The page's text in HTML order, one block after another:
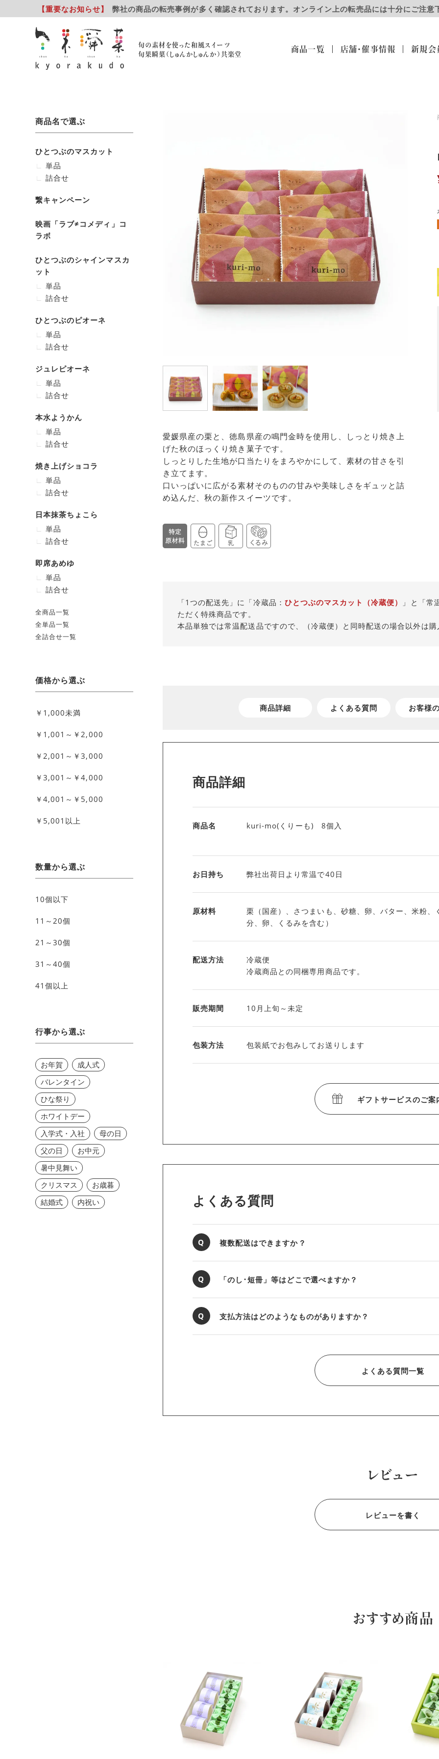
【重要なお知らせ】 弊社の商品の転売事例が多く確認されております。オンライン上の転売品には十分にご注意
旬の素材を使った和風スイーツ
旬果瞬菓（しゅんかしゅんか）共楽堂
商品一覧 店舗・催事情報 新規会
愛媛県産の栗と、徳島県産の鳴門金時を使用し、しっとり焼き上
げた秋のほっくり焼き菓子です。
しっとりした生地が口当たりをまろやかにして、素材の甘さを引
き立てます。
口いっぱいに広がる素材そのものの甘みや美味しさをギュッと詰
め込んだ、秋の新作スイーツです。
「1つの配送先」に「冷蔵品： ひとつぶのマスカット（冷蔵便）
」と「常
ただく特殊商品です。
本品単独では常温配送品ですので、（冷蔵便）と同時配送の場合以外は
商品詳細 よくある質問 お客様
商品詳細
商品名 kuri-mo(くりーも) 8個入
お日持ち 弊社出荷日より常温で40日
原材料
栗（国産）、さつまいも、砂糖、卵、バター、米粉
分、卵、くるみを含む）
配送方法
冷蔵便
冷蔵商品との同梱専用商品です。
販売期間 10月上旬～未定
包装方法 包装紙でお包みしてお送りします
ギフトサービスのご案
よくある質問
複数配送はできますか？
「のし･短冊」等はどこで選べますか？
支払方法はどのようなものがありますか？
よくある質問一覧
レビュー
レビューを書く
おすすめ商品
商品名で選ぶ
ひとつぶのマスカット
単品
詰合せ
繋キャンペーン
映画「ラブ≠コメディ」コ
ラボ
ひとつぶのシャインマスカ
ット
単品
詰合せ
ひとつぶのピオーネ
単品
詰合せ
ジュレピオーネ
単品
詰合せ
本水ようかん
単品
詰合せ
焼き上げショコラ
単品
詰合せ
日本抹茶ちょこら
単品
詰合せ
即席あめゆ
単品
詰合せ
全商品一覧
全単品一覧
全詰合せ一覧
価格から選ぶ
￥1,000未満
￥1,001～￥2,000
￥2,001～￥3,000
￥3,001～￥4,000
￥4,001～￥5,000
￥5,001以上
数量から選ぶ
10個以下
11～20個
21～30個
31～40個
41個以上
行事から選ぶ
お年賀
成人式
バレンタイン
ひな祭り
ホワイトデー
入学式・入社
母の日
父の日
お中元
暑中見舞い
クリスマス
お歳暮
結婚式
内祝い